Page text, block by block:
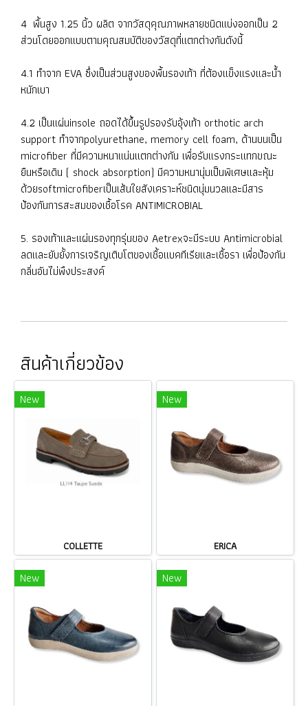
4 พื้นสูง 1.25 นิ้ว ผลิต จากวัสดุคุณภาพหลายชนิดแบ่งออกเป็น 2
ส่วนโดยออกแบบตามคุณสมบัติของวัสดุที่แตกต่างกันดังนี้
4.1 ทำจาก EVA ซึ่งเป็นส่วนสูงของพื้นรองเท้า ที่ต้องแข็งแรงและน้ำ
หนักเบา
4.2 เป็นแผ่นinsole ถอดได้ขึ้นรูปรองรับอุ้งเท้า orthotic arch
support ทำจากpolyurethane, memory cell foam, ด้านบนเป็น
microfiber ที่มีความหนาแน่นแตกต่างกัน เพื่อรับแรงกระแทกขณะ
ยืนหรือเดิน ( shock absorption) มีความหนานุ่มเป็นพิเศษและหุ้ม
ด้วยsoftmicrofiberเป็นเส้นใยสังเคราะห์ชนิดนุ่มนวลและมีสาร
ป้องกันการสะสมของเชื้อโรค ANTIMICROBIAL
5. รองเท้าและแผ่นรองทุกรุ่นของ Aetrexจะมีระบบ Antimicrobial
ลดและยับยั้งการเจริญเติบโตของเชื้อแบคทีเรียและเชื้อรา เพื่อป้องกัน
กลิ่นอันไม่พึงประสงค์
สินค้าเกี่ยวข้อง
New
COLLETTE
New
ERICA
New New